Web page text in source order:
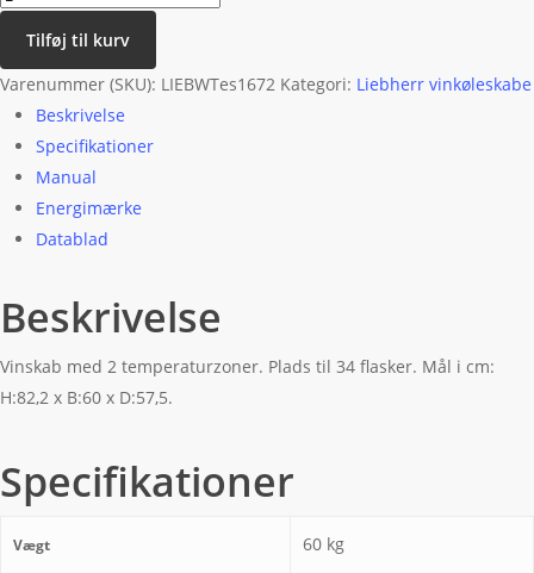
Tilføj til kurv
Varenummer (SKU): LIEBWTes1672 Kategori: Liebherr vinkøleskabe
Beskrivelse
Specifikationer
Manual
Energimærke
Datablad
Beskrivelse
Vinskab med 2 temperaturzoner. Plads til 34 flasker. Mål i cm:
H:82,2 x B:60 x D:57,5.
Specifikationer
Vægt 60 kg